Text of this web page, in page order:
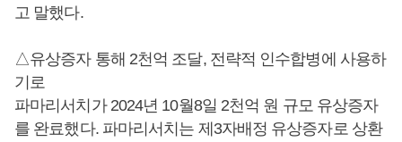
고 말했다.
△유상증자 통해 2천억 조달, 전략적 인수합병에 사용하
기로
파마리서치가 2024년 10월8일 2천억 원 규모 유상증자
를 완료했다. 파마리서치는 제3자배정 유상증자로 상환